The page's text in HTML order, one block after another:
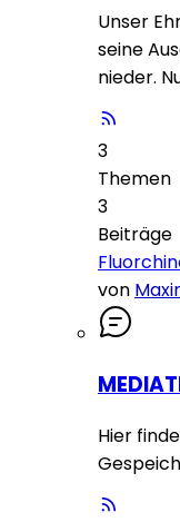
Unser
seine
nieder.
3
Themen
3
Beiträge
von
Hier